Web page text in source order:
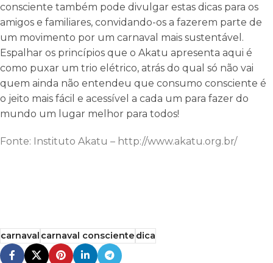
consciente também pode divulgar estas dicas para os
amigos e familiares, convidando-os a fazerem parte de
um movimento por um carnaval mais sustentável.
Espalhar os princípios que o Akatu apresenta aqui é
como puxar um trio elétrico, atrás do qual só não vai
quem ainda não entendeu que consumo consciente é
o jeito mais fácil e acessível a cada um para fazer do
mundo um lugar melhor para todos!
Fonte: Instituto Akatu – http://www.akatu.org.br/
carnavalcarnaval conscientedica